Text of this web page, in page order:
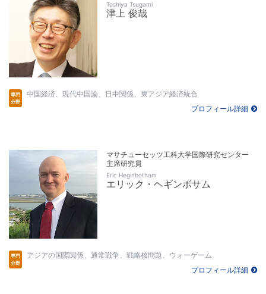
Toshiya Tsugami
津上 俊哉
中国経済、現代中国論、日中関係、東アジア経済統合
プロフィール詳細
マサチューセッツ工科大学国際研究センター
主席研究員
Eric Heginbotham
エリック・ヘギンボサム
アジアの国際関係、通常戦争、戦略核問題、ウォーゲーム
プロフィール詳細